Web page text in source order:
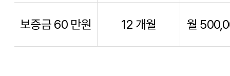
보증금 60 만원 12 개월 월